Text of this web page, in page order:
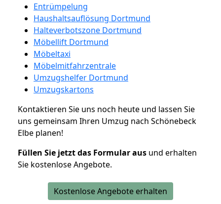
Entrümpelung
Haushaltsauflösung Dortmund
Halteverbotszone Dortmund
Möbellift Dortmund
Möbeltaxi
Möbelmitfahrzentrale
Umzugshelfer Dortmund
Umzugskartons
Kontaktieren Sie uns noch heute und lassen Sie
uns gemeinsam Ihren Umzug nach Schönebeck
Elbe planen!
Füllen Sie jetzt das Formular aus und erhalten
Sie kostenlose Angebote.
Kostenlose Angebote erhalten